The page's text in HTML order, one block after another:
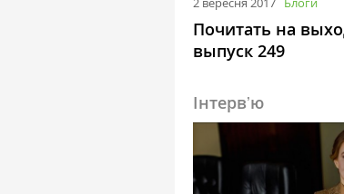
Почитать на
выпуск 249
Інтервʼю